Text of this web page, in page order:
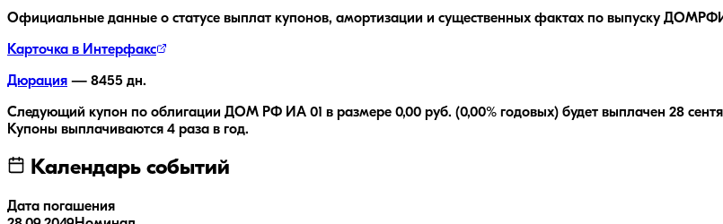
Официальные данные о статусе выплат купонов, амортизации и существенных фактах по выпуску
Карточка в Интерфакс
Дюрация — 8455 дн.
Следующий купон по облигации ДОМ РФ ИА 01 в размере 0,00 руб. (0,00% годовых) будет выплачен 28
Купоны выплачиваются 4 раза в год.
Календарь событий
Дата погашения